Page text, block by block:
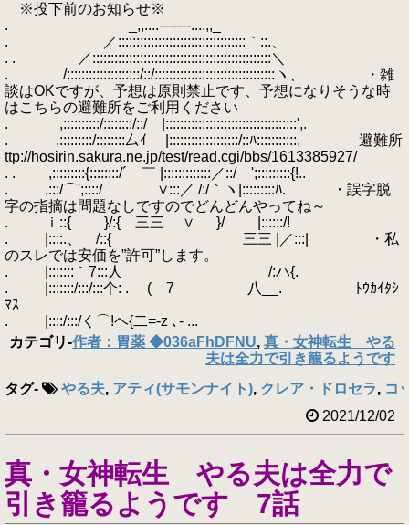
※投下前のお知らせ※
. _,,....-‐‐‐‐‐-....,,_
. ／:::::::::::::::::::::::::::::::::::｀::.、
. . ／:::::::::::::::::::::::::::::::::::::::::::::::::＼
. /::::::::::::::::::::/::/:::::::::::::::::::::::::::::::::ヽ、 ・雑
談はOKですが、予想は原則禁止です、予想になりそうな時
はこちらの避難所をご利用ください
. ,::::::::::/::::::::/::/ |::::::::::::::::::::::::::::::::::::',.
. ,:::::::::/::::::::厶ｲ |:::::::::::::::::::/::ﾊ:::::::::::, 避難所
ttp://hosirin.sakura.ne.jp/test/read.cgi/bbs/1613385927/
. . ,:::::::::{::::::::/´ ￣ |:::::::::::::／::/ ';:::::::::{!..
. ,:::/⌒';::::/ ∨:::／ /:/｀ヽ|:::::::::ﾊ. ・誤字脱
字の指摘は問題なしですのでどんどんやってね～
. ｉ::{ }/:{ 三三 ∨ }/ |::::::/!
. |::::.、 /::{ 三三 |／:::| ・私
のスレでは安価を”許可”します。
. |:::::::｀7:::人 /:ハ{.
. |:::::::/:::/:::个: . ( 7 八__. ﾄｳｶｲﾀｼ
ﾏｽ
. |::::/:::/く⌒!ヘ{二=‐z ､‐ ...
カテゴリ-作者：胃薬 ◆036aFhDFNU, 真・女神転生 やる
夫は全力で引き籠るようです
タグ- やる夫, アティ(サモンナイト), クレア・ドロセラ, コ
2021/12/02
真・女神転生 やる夫は全力で
引き籠るようです 7話